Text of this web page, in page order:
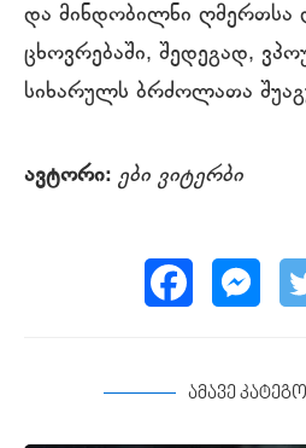
და მინდობილნი ღმერთსა
ცხოვრებაში, შედეგად,
სიხარულს ბრძოლათა
ავტორი: ები ვიტერბი
ამავე